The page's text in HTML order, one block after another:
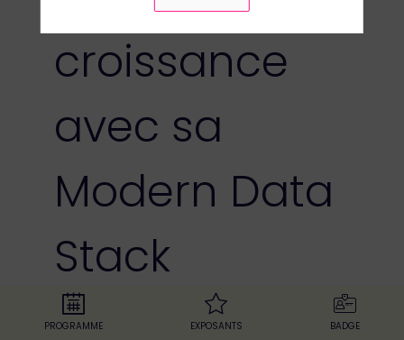
croissance
avec sa
Modern Data
Stack
25 nov. 2025 12:00-
PROGRAMME EXPOSANTS BADGE